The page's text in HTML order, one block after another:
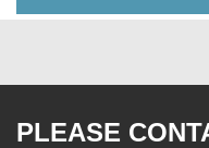
PLEASE